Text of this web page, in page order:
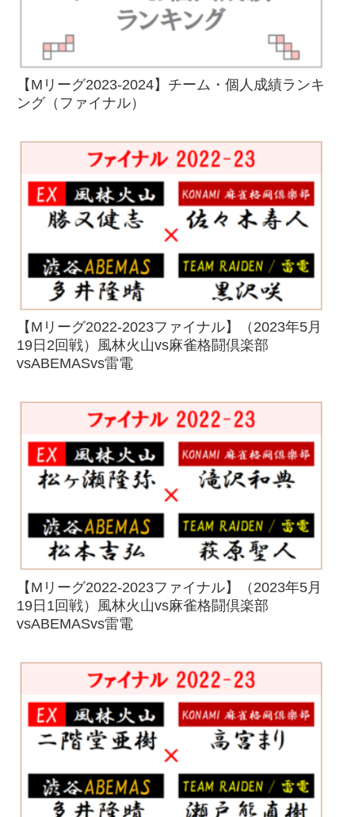
【Mリーグ2023-2024】チーム・個人成績ランキ
ング（ファイナル）
【Mリーグ2022-2023ファイナル】（2023年5月
19日2回戦）風林火山vs麻雀格闘倶楽部
vsABEMASvs雷電
【Mリーグ2022-2023ファイナル】（2023年5月
19日1回戦）風林火山vs麻雀格闘倶楽部
vsABEMASvs雷電